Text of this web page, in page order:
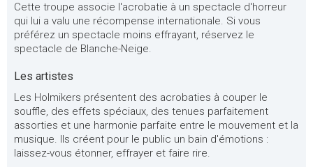
Cette troupe associe l'acrobatie à un spectacle d'horreur
qui lui a valu une récompense internationale. Si vous
préférez un spectacle moins effrayant, réservez le
spectacle de Blanche-Neige.
Les artistes
Les Holmikers présentent des acrobaties à couper le
souffle, des effets spéciaux, des tenues parfaitement
assorties et une harmonie parfaite entre le mouvement et la
musique. Ils créent pour le public un bain d'émotions :
laissez-vous étonner, effrayer et faire rire.